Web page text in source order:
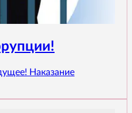
Наказание